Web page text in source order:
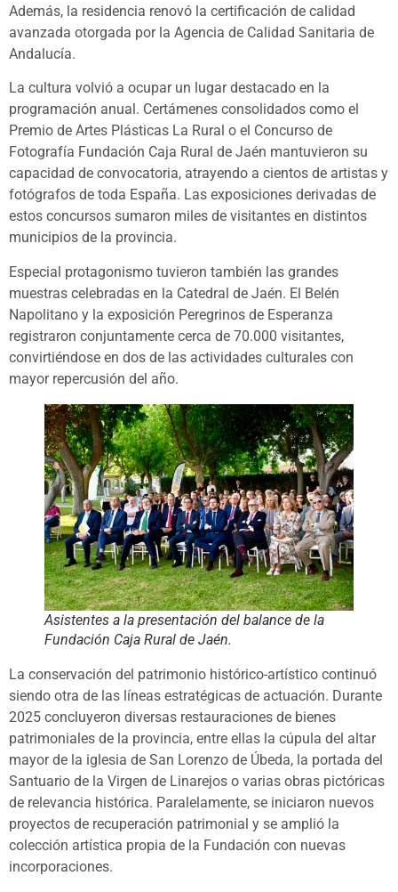
Además, la residencia renovó la certificación de calidad
avanzada otorgada por la Agencia de Calidad Sanitaria de
Andalucía.
La cultura volvió a ocupar un lugar destacado en la
programación anual. Certámenes consolidados como el
Premio de Artes Plásticas La Rural o el Concurso de
Fotografía Fundación Caja Rural de Jaén mantuvieron su
capacidad de convocatoria, atrayendo a cientos de artistas y
fotógrafos de toda España. Las exposiciones derivadas de
estos concursos sumaron miles de visitantes en distintos
municipios de la provincia.
Especial protagonismo tuvieron también las grandes
muestras celebradas en la Catedral de Jaén. El Belén
Napolitano y la exposición Peregrinos de Esperanza
registraron conjuntamente cerca de 70.000 visitantes,
convirtiéndose en dos de las actividades culturales con
mayor repercusión del año.
Asistentes a la presentación del balance de la
Fundación Caja Rural de Jaén.
La conservación del patrimonio histórico-artístico continuó
siendo otra de las líneas estratégicas de actuación. Durante
2025 concluyeron diversas restauraciones de bienes
patrimoniales de la provincia, entre ellas la cúpula del altar
mayor de la iglesia de San Lorenzo de Úbeda, la portada del
Santuario de la Virgen de Linarejos o varias obras pictóricas
de relevancia histórica. Paralelamente, se iniciaron nuevos
proyectos de recuperación patrimonial y se amplió la
colección artística propia de la Fundación con nuevas
incorporaciones.